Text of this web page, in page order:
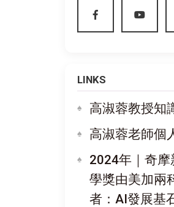
LINKS
高淑蓉教授知
高淑蓉老師個
2024年｜奇
學獎由美加兩
者：AI發展基